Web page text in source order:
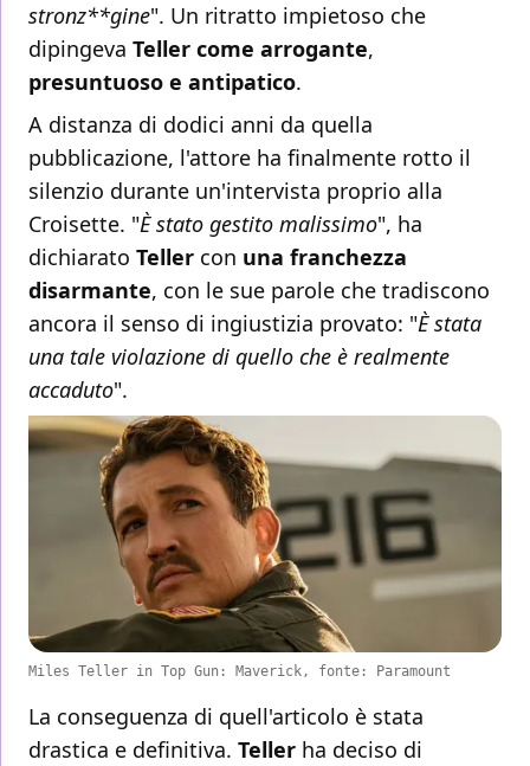
stronz**gine". Un ritratto impietoso che
dipingeva Teller come arrogante,
presuntuoso e antipatico.
A distanza di dodici anni da quella
pubblicazione, l'attore ha finalmente rotto il
silenzio durante un'intervista proprio alla
Croisette. "È stato gestito malissimo", ha
dichiarato Teller con una franchezza
disarmante, con le sue parole che tradiscono
ancora il senso di ingiustizia provato: "È stata
una tale violazione di quello che è realmente
accaduto".
Miles Teller in Top Gun: Maverick, fonte: Paramount
La conseguenza di quell'articolo è stata
drastica e definitiva. Teller ha deciso di